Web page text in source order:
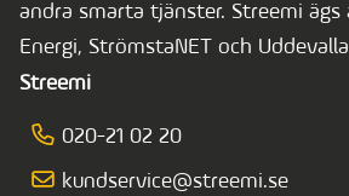
andra smarta tjänster. Streemi
Energi, StrömstaNET och
Streemi
020-21 02 20
kundservice@streemi.se